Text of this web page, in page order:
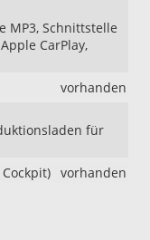
MP3, Schnittstelle
CarPlay,
vorhanden
für
vorhanden